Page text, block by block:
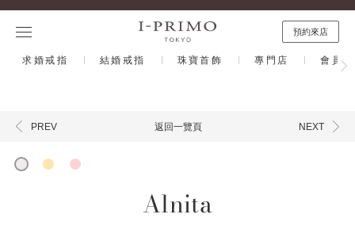
預約來店
求婚戒指 結婚戒指 珠寶首飾 專門店 會員
PREV 返回一覽頁 NEXT
Alnita